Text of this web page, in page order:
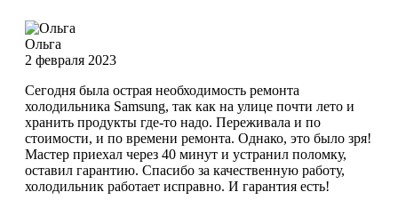
Ольга
2 февраля 2023
Сегодня была острая необходимость ремонта
холодильника Samsung, так как на улице почти лето и
хранить продукты где-то надо. Переживала и по
стоимости, и по времени ремонта. Однако, это было зря!
Мастер приехал через 40 минут и устранил поломку,
оставил гарантию. Спасибо за качественную работу,
холодильник работает исправно. И гарантия есть!